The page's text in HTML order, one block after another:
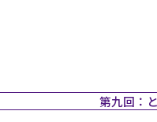
第九回：